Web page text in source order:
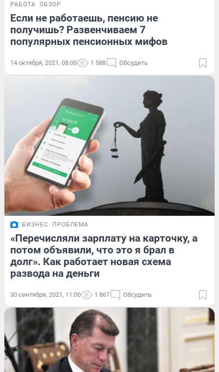
РАБОТА ОБЗОР
Если не работаешь, пенсию не
получишь? Развенчиваем 7
популярных пенсионных мифов
14 октября, 2021, 08:00 1 588 Обсудить
БИЗНЕС ПРОБЛЕМА
«Перечисляли зарплату на карточку, а
потом объявили, что это я брал в
долг». Как работает новая схема
развода на деньги
30 сентября, 2021, 11:00 1 867 Обсудить